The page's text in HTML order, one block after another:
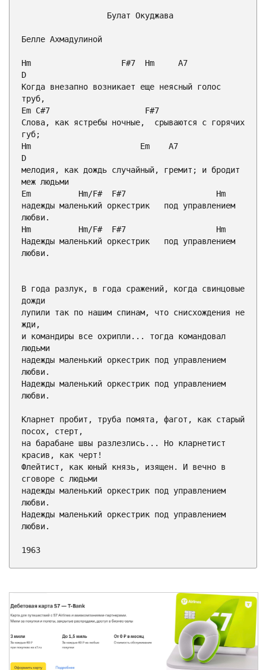
Белле Ахмадулиной
Hm F#7 Hm
A7
D
Когда внезапно возникает еще неясный голос
Em C#7
F#7
Слова, как ястребы ночные,  срываются с горячих
Hm
Em
A7
D
мелодия, как дождь случайный, гремит; и бродит
Em
Hm/F# F#7
Hm
надежды маленький оркестрик   под управлением
Hm
Hm/F# F#7
Hm
Надежды маленький оркестрик   под управлением
любви.
В года разлук, в года сражений, когда свинцовые
дожди
лупили так по нашим спинам, что снисхождения не
жди,
и командиры все охрипли... тогда командовал
людьми
надежды маленький оркестрик под управлением
любви.
Надежды маленький оркестрик под управлением
любви.
Кларнет пробит, труба помята, фагот, как старый
посох, стерт,
на барабане швы разлезлись... Но кларнетист
красив, как черт!
Флейтист, как юный князь, изящен. И вечно в
сговоре с людьми
надежды маленький оркестрик под управлением
любви.
Надежды маленький оркестрик под управлением
любви.
1963